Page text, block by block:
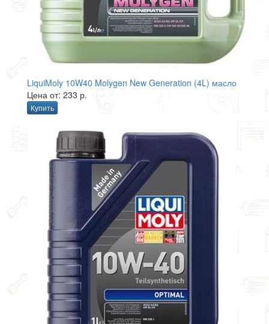
LiquiMoly 10W40 Molygen New Generation (4L) масло
Цена от: 233 р.
Купить